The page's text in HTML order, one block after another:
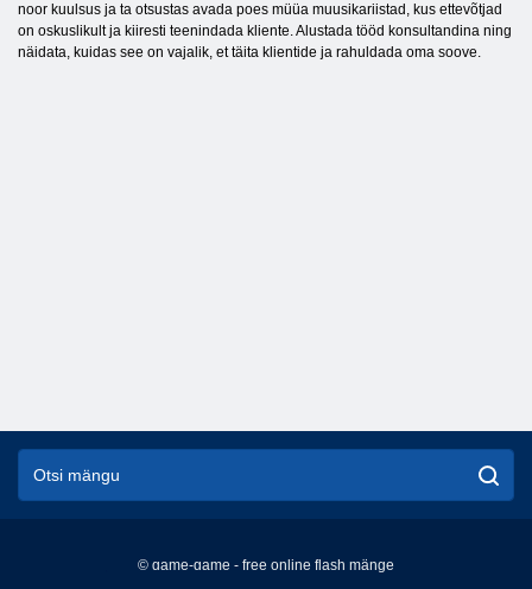
noor kuulsus ja ta otsustas avada poes müüa muusikariistad, kus ettevõtjad
on oskuslikult ja kiiresti teenindada kliente. Alustada tööd konsultandina ning
näidata, kuidas see on vajalik, et täita klientide ja rahuldada oma soove.
© game-game - free online flash mänge